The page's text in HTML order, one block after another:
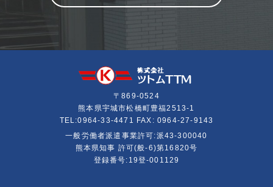
〒869-0524
熊本県宇城市松橋町豊福2513-1
TEL:0964-33-4471
FAX: 0964-27-9143
一般労働者派遣事業許可:派43-300040
熊本県知事 許可(般-6)第16820号
登録番号:19登-001129